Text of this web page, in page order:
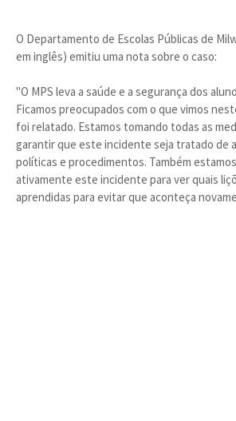
O Departamento de Escolas Públicas de
em inglês) emitiu uma nota sobre o caso:
"O MPS leva a saúde e a segurança dos
Ficamos preocupados com o que vimos
foi relatado. Estamos tomando todas as
garantir que este incidente seja tratado de
políticas e procedimentos. Também
ativamente este incidente para ver quais
aprendidas para evitar que aconteça